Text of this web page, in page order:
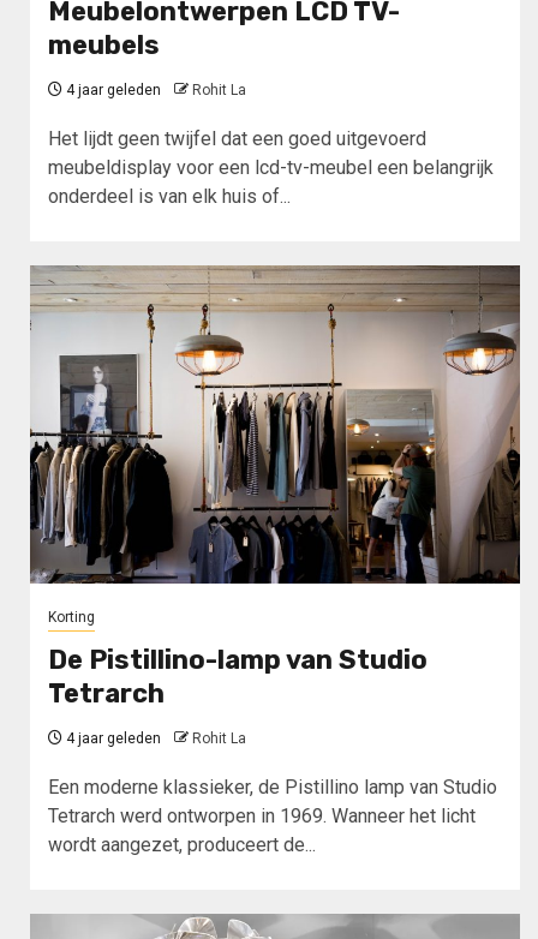
Meubelontwerpen LCD TV-
meubels
4 jaar geleden Rohit La
Het lijdt geen twijfel dat een goed uitgevoerd
meubeldisplay voor een lcd-tv-meubel een belangrijk
onderdeel is van elk huis of...
Korting
De Pistillino-lamp van Studio
Tetrarch
4 jaar geleden Rohit La
Een moderne klassieker, de Pistillino lamp van Studio
Tetrarch werd ontworpen in 1969. Wanneer het licht
wordt aangezet, produceert de...